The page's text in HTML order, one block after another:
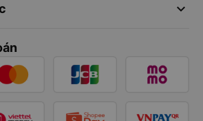
keyboard_arrow_down